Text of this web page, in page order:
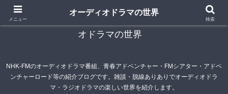
青春アドベンチャー雑記帳～オーディオドラマ・ラジ
オドラマの世界
NHK-FMのオーディオドラマ番組、青春アドベンチャー・FMシアター・アドベ
ンチャーロード等の紹介ブログです。雑談・脱線ありありでオーディオドラ
マ・ラジオドラマの楽しい世界を紹介します。
メニュー
オーディオドラマの世界
検索